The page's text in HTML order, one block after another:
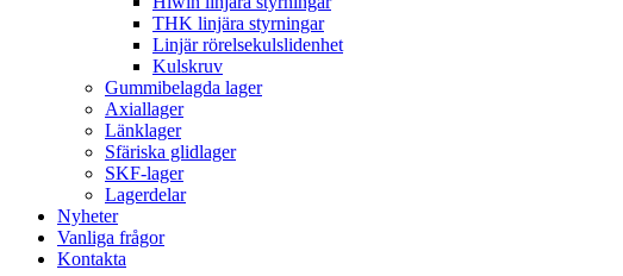
THK linjära styrningar
Linjär rörelsekulslidenhet
Kulskruv
Gummibelagda lager
Axiallager
Länklager
Sfäriska glidlager
SKF-lager
Lagerdelar
Nyheter
Vanliga frågor
Kontakta